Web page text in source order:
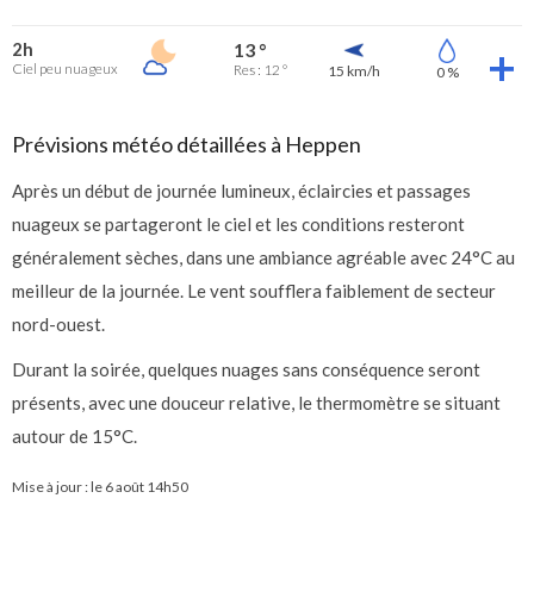
2h
Ciel peu nuageux
13 °
Res : 12 ° 15 km/h 0 %
Prévisions météo détaillées à Heppen
Après un début de journée lumineux, éclaircies et passages
nuageux se partageront le ciel et les conditions resteront
généralement sèches, dans une ambiance agréable avec 24°C au
meilleur de la journée. Le vent soufflera faiblement de secteur
nord-ouest.
Durant la soirée, quelques nuages sans conséquence seront
présents, avec une douceur relative, le thermomètre se situant
autour de 15°C.
Mise à jour : le 6 août 14h50